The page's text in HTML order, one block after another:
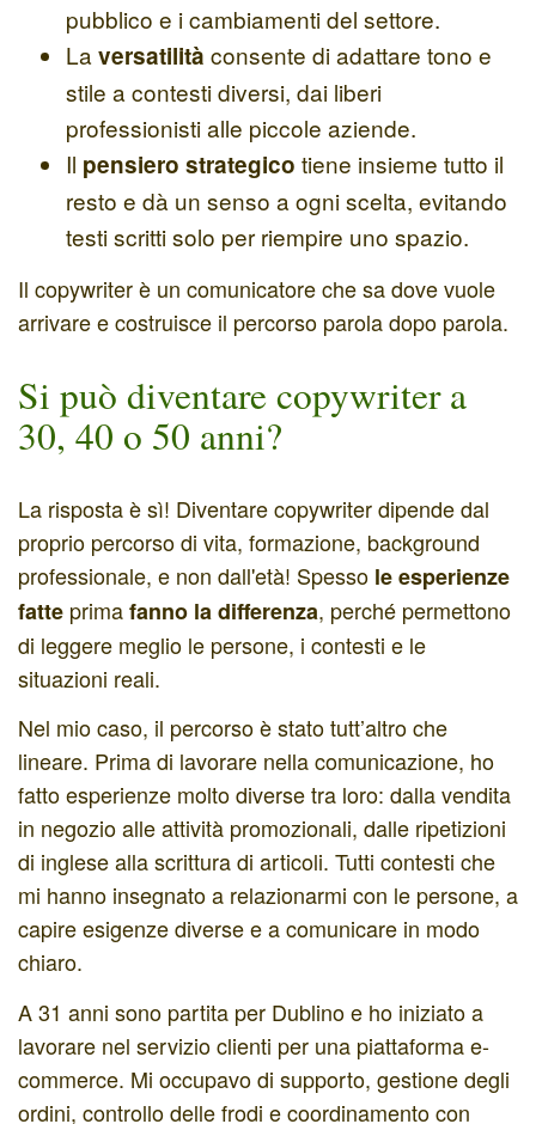
pubblico e i cambiamenti del settore.
La versatilità consente di adattare tono e
stile a contesti diversi, dai liberi
professionisti alle piccole aziende.
Il pensiero strategico tiene insieme tutto il
resto e dà un senso a ogni scelta, evitando
testi scritti solo per riempire uno spazio.
Il copywriter è un comunicatore che sa dove vuole
arrivare e costruisce il percorso parola dopo parola.
Si può diventare copywriter a
30, 40 o 50 anni?
La risposta è sì! Diventare copywriter dipende dal
proprio percorso di vita, formazione, background
professionale, e non dall'età! Spesso le esperienze
fatte primafanno la differenza, perché permettono
di leggere meglio le persone, i contesti e le
situazioni reali.
Nel mio caso, il percorso è stato tutt’altro che
lineare. Prima di lavorare nella comunicazione, ho
fatto esperienze molto diverse tra loro: dalla vendita
in negozio alle attività promozionali, dalle ripetizioni
di inglese alla scrittura di articoli. Tutti contesti che
mi hanno insegnato a relazionarmi con le persone, a
capire esigenze diverse e a comunicare in modo
chiaro.
A 31 anni sono partita per Dublino e ho iniziato a
lavorare nel servizio clienti per una piattaforma e-
commerce. Mi occupavo di supporto, gestione degli
ordini, controllo delle frodi e coordinamento con